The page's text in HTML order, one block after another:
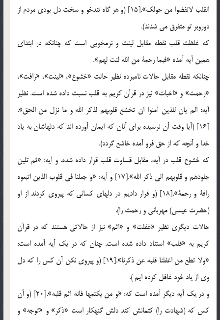
القلب لانفضوا من حولك».[15] (و هر گاه تندخو و سخت دل بودي مردم از
دوروبر تو متفرق مي شدند).
كه غلظت قلب نقطه مقابل لينت و نرمخويي است كه چنانكه در ابتداي
همين آيه آمده «فبما رحمة من الله لنت لهم».
چنانكه نقطه مقابل حالات نامبرده نظير حالت «خشوع»، «لينت»، «رافت»،
«رحمت» و «اخبات» نيز در قرآن كريم به قلب نسبت داده شده است. نظير
آيه: الم يان للذين آمنوا ان تخشع قلوبهم لذكر الله و ما نزل من الحق».
[16] (آيا وقت آن نرسيده براي آنان كه ايمان آورده اند كه دلهاشان به ياد
خدا و آنچه كه از حق فرو آمده خاشع گردد).
كه خشوع قلب در آيه، مقابل قساوت قلب قرار داده شده. و آيه: «ثم تلين
جلودهم و قلوبهم الي ذكر الله».[17] و آيه: «و جعلنا في قلوب الذين اتبعوه
رافة و رحمة».[18] (و قرار داديم در دلهاي كساني كه پيروي كردند از او
(حضرت عيسي) مهرباني و رحمت را).
حالات ديگري نظير «غفلت» و «اثم» نيز از حالاتي هستند كه در قرآن
كريم به «قلب» استناد داده شده است. چنان كه در يك آيه آمده است:
«ولا تطع من اغفلنا قلبه عن ذكرنا».[19] (و پيروي نكن آن كس را كه دل
وي از ياد خود غافل كرده ايم ).
و در يك آيه ديگر آمده است كه: «و من يكتمها فانه اثم قلبه».[20] (و آن
كس كه (شهادت را) كتمانش كند دلش گنهكار است «ذكر» و «توجه» و